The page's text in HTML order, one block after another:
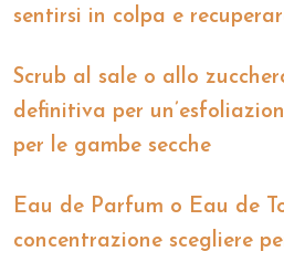
sentirsi in colpa e
Scrub al sale o allo
definitiva per
per le gambe secche
Eau de Parfum o Eau de
concentrazione scegliere